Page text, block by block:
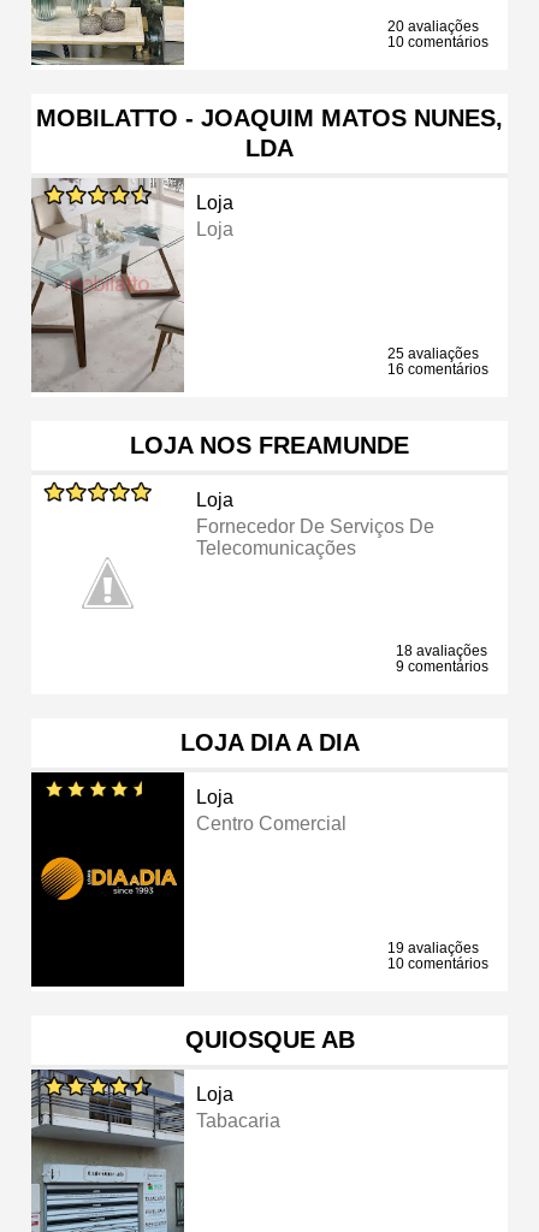
20 avaliações
10 comentários
MOBILATTO - JOAQUIM MATOS NUNES,
LDA
Loja
Loja
25 avaliações
16 comentários
LOJA NOS FREAMUNDE
Loja
Fornecedor De Serviços De
Telecomunicações
18 avaliações
9 comentários
LOJA DIA A DIA
Loja
Centro Comercial
19 avaliações
10 comentários
QUIOSQUE AB
Loja
Tabacaria